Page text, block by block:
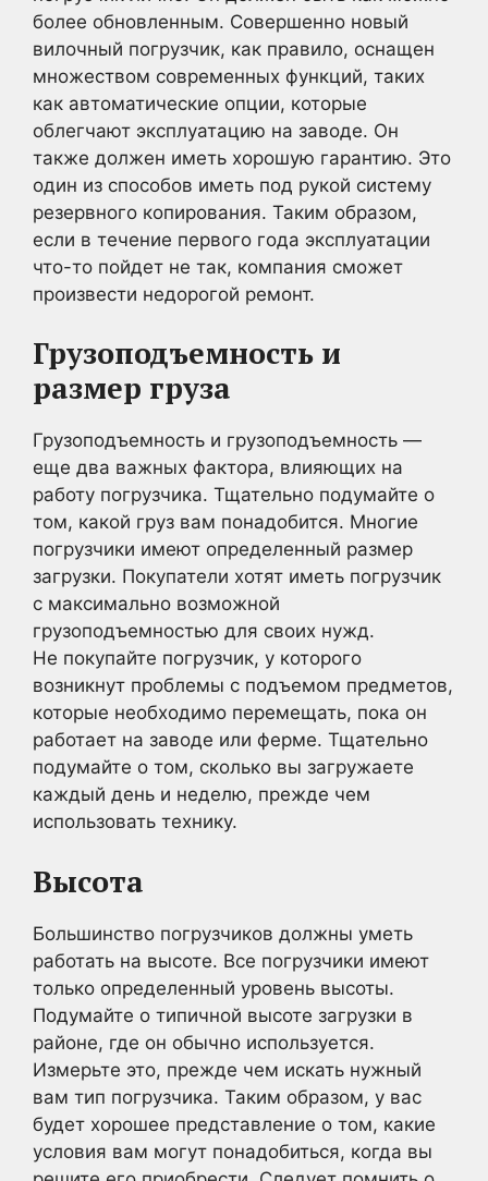
более обновленным. Совершенно новый
вилочный погрузчик, как правило, оснащен
множеством современных функций, таких
как автоматические опции, которые
облегчают эксплуатацию на заводе. Он
также должен иметь хорошую гарантию. Это
один из способов иметь под рукой систему
резервного копирования. Таким образом,
если в течение первого года эксплуатации
что-то пойдет не так, компания сможет
произвести недорогой ремонт.
Грузоподъемность и
размер груза
Грузоподъемность и грузоподъемность —
еще два важных фактора, влияющих на
работу погрузчика. Тщательно подумайте о
том, какой груз вам понадобится. Многие
погрузчики имеют определенный размер
загрузки. Покупатели хотят иметь погрузчик
с максимально возможной
грузоподъемностью для своих нужд.
Не покупайте погрузчик, у которого
возникнут проблемы с подъемом предметов,
которые необходимо перемещать, пока он
работает на заводе или ферме. Тщательно
подумайте о том, сколько вы загружаете
каждый день и неделю, прежде чем
использовать технику.
Высота
Большинство погрузчиков должны уметь
работать на высоте. Все погрузчики имеют
только определенный уровень высоты.
Подумайте о типичной высоте загрузки в
районе, где он обычно используется.
Измерьте это, прежде чем искать нужный
вам тип погрузчика. Таким образом, у вас
будет хорошее представление о том, какие
условия вам могут понадобиться, когда вы